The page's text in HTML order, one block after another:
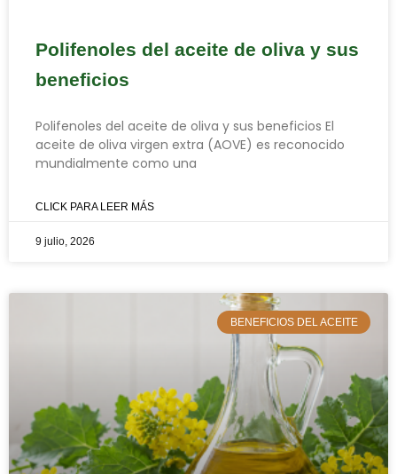
Polifenoles del aceite de oliva y sus
beneficios
Polifenoles del aceite de oliva y sus beneficios El
aceite de oliva virgen extra (AOVE) es reconocido
mundialmente como una
CLICK PARA LEER MÁS
9 julio, 2026
BENEFICIOS DEL ACEITE